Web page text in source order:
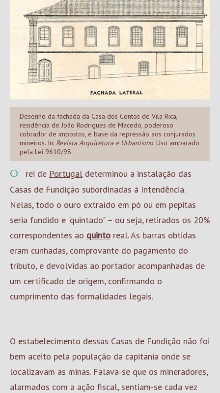
Desenho da fachada da Casa dos Contos de Vila Rica,
residência de João Rodrigues de Macedo, poderoso
cobrador de impostos, e base da repressão aos conjurados
mineiros. In: Revista Arquitetura e Urbanismo. Uso amparado
pela Lei 9610/98
O rei de Portugal determinou a instalação das
Casas de Fundição subordinadas à Intendência.
Nelas, todo o ouro extraído em pó ou em pepitas
seria fundido e "quintado" – ou seja, retirados os 20%
correspondentes ao quinto real. As barras obtidas
eram cunhadas, comprovante do pagamento do
tributo, e devolvidas ao portador acompanhadas de
um certificado de origem, confirmando o
cumprimento das formalidades legais.
O estabelecimento dessas Casas de Fundição não foi
bem aceito pela população da capitania onde se
localizavam as minas. Falava-se que os mineradores,
alarmados com a ação fiscal, sentiam-se cada vez